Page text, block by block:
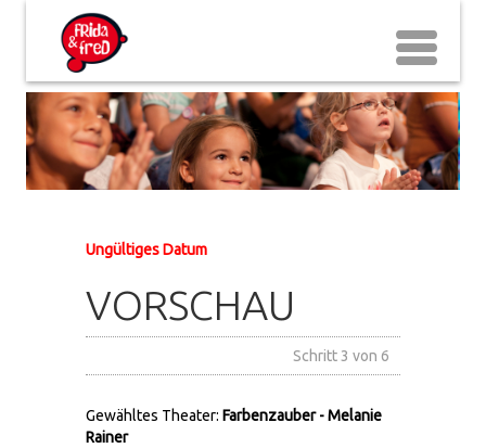
Ungültiges Datum
VORSCHAU
Schritt 3 von 6
Gewähltes Theater: Farbenzauber - Melanie
Rainer